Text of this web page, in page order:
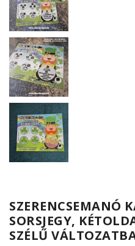
SZERENCSEMANÓ
SORSJEGY,
SZÉLŰ